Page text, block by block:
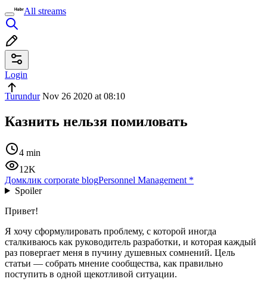
All streams
Login
TurundurNov 26 2020 at 08:10
Казнить нельзя помиловать
4 min
12K
Домклик corporate blogPersonnel Management *
Spoiler
Привет!
Я хочу сформулировать проблему, с которой иногда
сталкиваюсь как руководитель разработки, и которая каждый
раз повергает меня в пучину душевных сомнений. Цель
статьи — собрать мнение сообщества, как правильно
поступить в одной щекотливой ситуации.